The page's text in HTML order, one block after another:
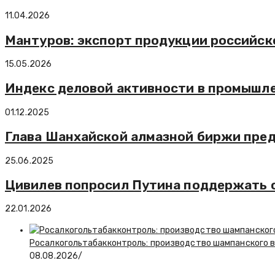
11.04.2026
Мантуров: экспорт продукции
15.05.2026
Индекс деловой активности в
01.12.2025
Глава Шанхайской алмазной биржи
25.06.2025
Цивилев попросил Путина поддержать
22.01.2026
Росалкогольтабакконтроль: производство шампанского
08.08.2026/